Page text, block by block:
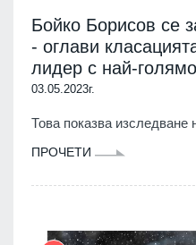
Бойко Борисов се
- оглави
лидер с най-
03.05.2023г.
Това показва изследване
ПРОЧЕТИ